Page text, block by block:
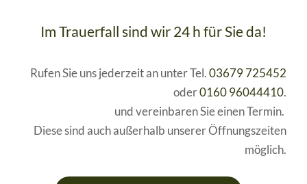
Im Trauerfall sind wir 24 h für Sie da!
Rufen Sie uns jederzeit an unter Tel.03679 725452
oder0160 96044410.
und vereinbaren Sie einen Termin.
Diese sind auch außerhalb unserer Öffnungszeiten
möglich.